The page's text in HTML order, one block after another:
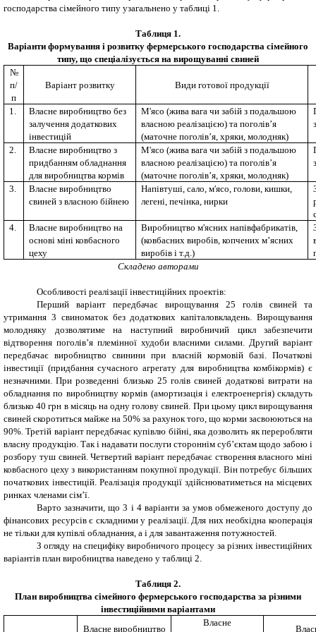
господарства сімейного типу узагальнено у таблиці 1.
Таблиця 1.
Варіанти формування і розвитку фермерського господарства сімейного
типу, що спеціалізується на вирощуванні свиней
№
п/
п
Варіант розвитку Види готової продукції
1.
Власне виробництво без
залучення додаткових
інвестицій
М'ясо (жива вага чи забій з подальшою
власною реалізацією) та поголів’я
(маточне поголів’я, хряки, молодняк)
2.
Власне виробництво з
придбанням обладнання
для виробництва кормів
М'ясо (жива вага чи забій з подальшою
власною реалізацією) та поголів’я
(маточне поголів’я, хряки, молодняк)
3.
Власне виробництво
свиней з власною бійнею
Напівтуші, сало, м'ясо, голови, кишки,
легені, печінка, нирки
4.
Власне виробництво на
основі міні ковбасного
цеху
Виробництво м'ясних напівфабрикатів,
(ковбасних виробів, копчених м’ясних
виробів і т.д.)
Складено авторами
Особливості реалізації інвестиційних проектів:
Перший варіант передбачає вирощування 25 голів свиней та
утримання 3 свиноматок без додаткових капіталовкладень. Вирощування
молодняку дозволятиме на наступний виробничий цикл забезпечити
відтворення поголів’я племінної худоби власними силами. Другий варіант
передбачає виробництво свинини при власній кормовій базі. Початкові
інвестиції (придбання сучасного агрегату для виробництва комбікормів) є
незначними. При розведенні близько 25 голів свиней додаткові витрати на
обладнання по виробництву кормів (амортизація і електроенергія) складуть
близько 40 грн в місяць на одну голову свиней. При цьому цикл вирощування
свиней скоротиться майже на 50% за рахунок того, що корми засвоюються на
90%. Третій варіант передбачає купівлю бійні, яка дозволить як переробляти
власну продукцію. Так і надавати послуги стороннім суб’єктам щодо забою і
розбору туш свиней. Четвертий варіант передбачає створення власного міні
ковбасного цеху з використанням покупної продукції. Він потребує більших
початкових інвестицій. Реалізація продукції здійснюватиметься на місцевих
ринках членами сім’ї.
Варто зазначити, що 3 і 4 варіанти за умов обмеженого доступу до
фінансових ресурсів є складними у реалізації. Для них необхідна кооперація
не тільки для купівлі обладнання, а і для завантаження потужностей.
З огляду на специфіку виробничого процесу за різних інвестиційних
варіантів план виробництва наведено у таблиці 2.
Таблиця 2.
План виробництва сімейного фермерського господарства за різними
інвестиційними варіантами
Власне виробництво
Власне